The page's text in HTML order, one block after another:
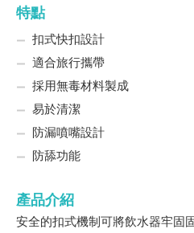
特點
扣式快扣設計
適合旅行攜帶
採用無毒材料製成
易於清潔
防漏噴嘴設計
防舔功能
產品介紹
安全的扣式機制可將飲水器牢固